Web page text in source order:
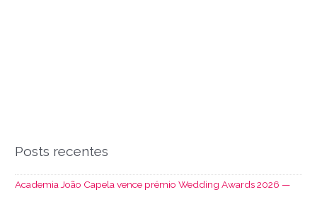
Posts recentes
Academia João Capela vence prémio Wedding Awards 2026 —